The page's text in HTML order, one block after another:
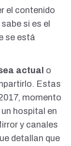
el contenido
si es el
se está
actual o
Estas
momento
hospital en
y canales
detallan que